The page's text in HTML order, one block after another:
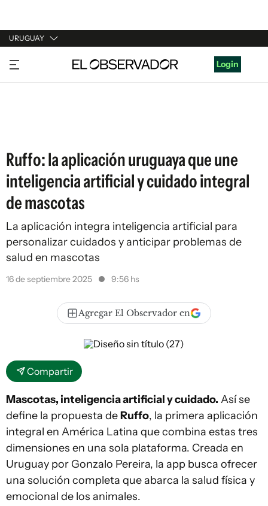
URUGUAY
URUGUAY
ARGENTINA
Login
Ruffo: la aplicación uruguaya que une
inteligencia artificial y cuidado integral
de mascotas
La aplicación integra inteligencia artificial para
personalizar cuidados y anticipar problemas de
salud en mascotas
16 de septiembre 2025 9:56 hs
Agregar El Observador en
Compartir
Mascotas, inteligencia artificial y cuidado. Así se
define la propuesta deRuffo, la primera aplicación
integral en América Latina que combina estas tres
dimensiones en una sola plataforma. Creada en
Uruguay por Gonzalo Pereira, la app busca ofrecer
una solución completa que abarca la salud física y
emocional de los animales.